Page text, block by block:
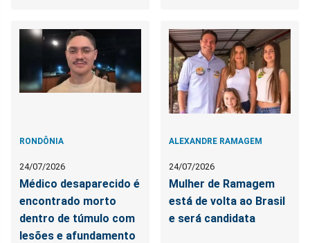
RONDÔNIA
24/07/2026
Médico desaparecido é
encontrado morto
dentro de túmulo com
lesões e afundamento
ALEXANDRE RAMAGEM
24/07/2026
Mulher de Ramagem
está de volta ao Brasil
e será candidata